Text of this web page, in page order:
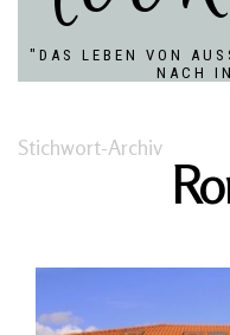
"DAS LEBEN VON
ACH
Stichwort-Archiv